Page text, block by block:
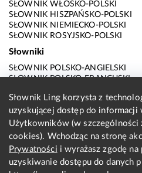
SŁOWNIK WŁOSKO-POLSKI
SŁOWNIK HISZPAŃSKO-POLSKI
SŁOWNIK NIEMIECKO-POLSKI
SŁOWNIK ROSYJSKO-POLSKI
Słowniki
SŁOWNIK POLSKO-ANGIELSKI
SŁOWNIK POLSKO-FRANCUSKI
SŁOWNIK POLSKO-HISZPAŃSKI
SŁOWNIK POLSKO-NIEMIECKI
SŁOWNIK POLSKO-ROSYJSKI
SŁOWNIK ANGIELSKO-POLSKI
SŁOWNIK FRANCUSKO-POLSKI
SŁOWNIK WŁOSKO-POLSKI
SŁOWNIK HISZPAŃSKO-POLSKI
Słownik Ling korzysta z
uzyskującej dostęp do informacji
Użytkowników (w
cookies). Wchodząc na stronę
Prywatności i wyrażasz zgodę
uzyskiwanie dostępu do danych